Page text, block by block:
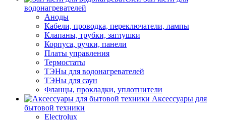
водонагревателей
Аноды
Кабели, проводка, переключатели, лампы
Клапаны, трубки, заглушки
Корпуса, ручки, панели
Платы управления
Термостаты
ТЭНы для водонагревателей
ТЭНы для саун
Фланцы, прокладки, уплотнители
Аксессуары для
бытовой техники
Electrolux